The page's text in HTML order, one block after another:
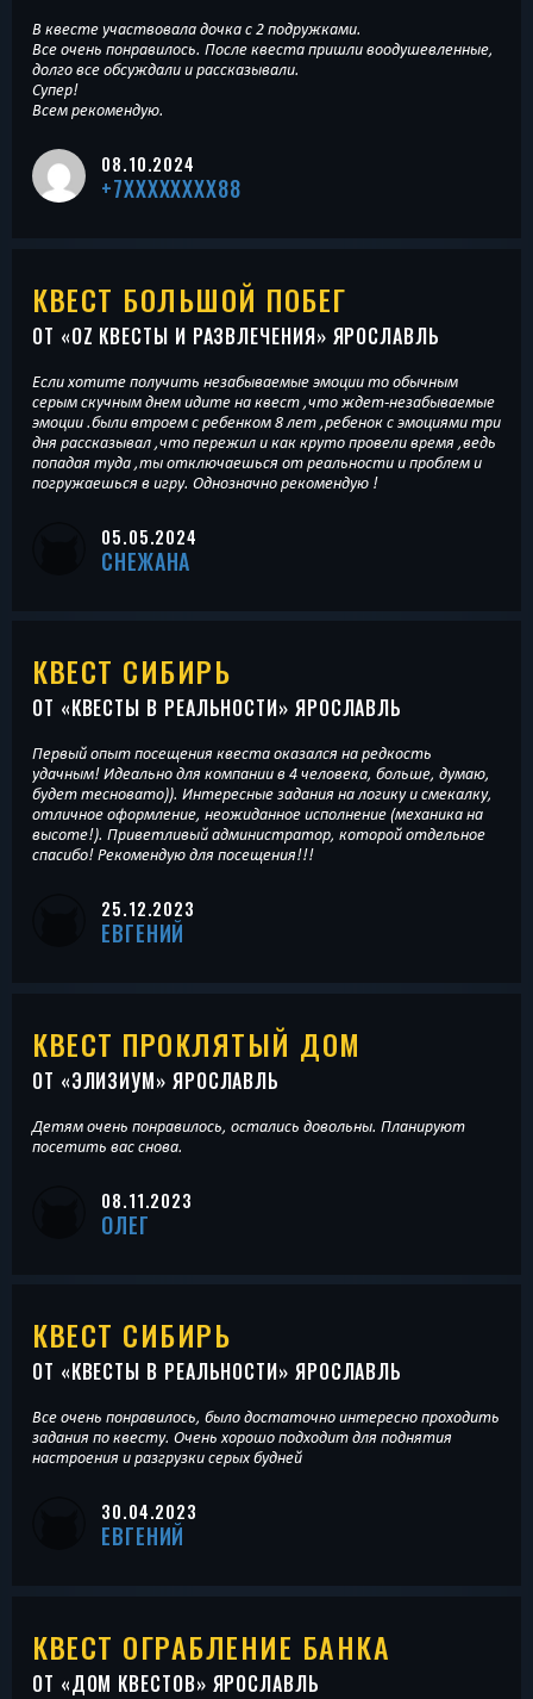
В квесте участвовала дочка с 2 подружками.
Все очень понравилось. После квеста пришли воодушевленные,
долго все обсуждали и рассказывали.
Супер!
Всем рекомендую.
08.10.2024
+7XXXXXXXX88
КВЕСТ БОЛЬШОЙ ПОБЕГ
ОТ «OZ КВЕСТЫ И РАЗВЛЕЧЕНИЯ» ЯРОСЛАВЛЬ
Если хотите получить незабываемые эмоции то обычным
серым скучным днем идите на квест ,что ждет-незабываемые
эмоции .были втроем с ребенком 8 лет ,ребенок с эмоциями три
дня рассказывал ,что пережил и как круто провели время ,ведь
попадая туда ,ты отключаешься от реальности и проблем и
погружаешься в игру. Однозначно рекомендую !
05.05.2024
СНЕЖАНА
КВЕСТ СИБИРЬ
ОТ «КВЕСТЫ В РЕАЛЬНОСТИ» ЯРОСЛАВЛЬ
Первый опыт посещения квеста оказался на редкость
удачным! Идеально для компании в 4 человека, больше, думаю,
будет тесновато)). Интересные задания на логику и смекалку,
отличное оформление, неожиданное исполнение (механика на
высоте!). Приветливый администратор, которой отдельное
спасибо! Рекомендую для посещения!!!
25.12.2023
ЕВГЕНИЙ
КВЕСТ ПРОКЛЯТЫЙ ДОМ
ОТ «ЭЛИЗИУМ» ЯРОСЛАВЛЬ
Детям очень понравилось, остались довольны. Планируют
посетить вас снова.
08.11.2023
ОЛЕГ
КВЕСТ СИБИРЬ
ОТ «КВЕСТЫ В РЕАЛЬНОСТИ» ЯРОСЛАВЛЬ
Все очень понравилось, было достаточно интересно проходить
задания по квесту. Очень хорошо подходит для поднятия
настроения и разгрузки серых будней
30.04.2023
ЕВГЕНИЙ
КВЕСТ ОГРАБЛЕНИЕ БАНКА
ОТ «ДОМ КВЕСТОВ» ЯРОСЛАВЛЬ